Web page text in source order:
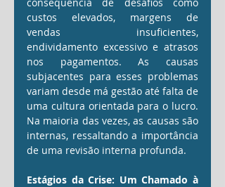
custos elevados, margens de
vendas insuficientes,
endividamento excessivo e atrasos
nos pagamentos. As causas
subjacentes para esses problemas
variam desde má gestão até falta de
uma cultura orientada para o lucro.
Na maioria das vezes, as causas são
internas, ressaltando a importância
de uma revisão interna profunda.
Estágios da Crise: Um Chamado à